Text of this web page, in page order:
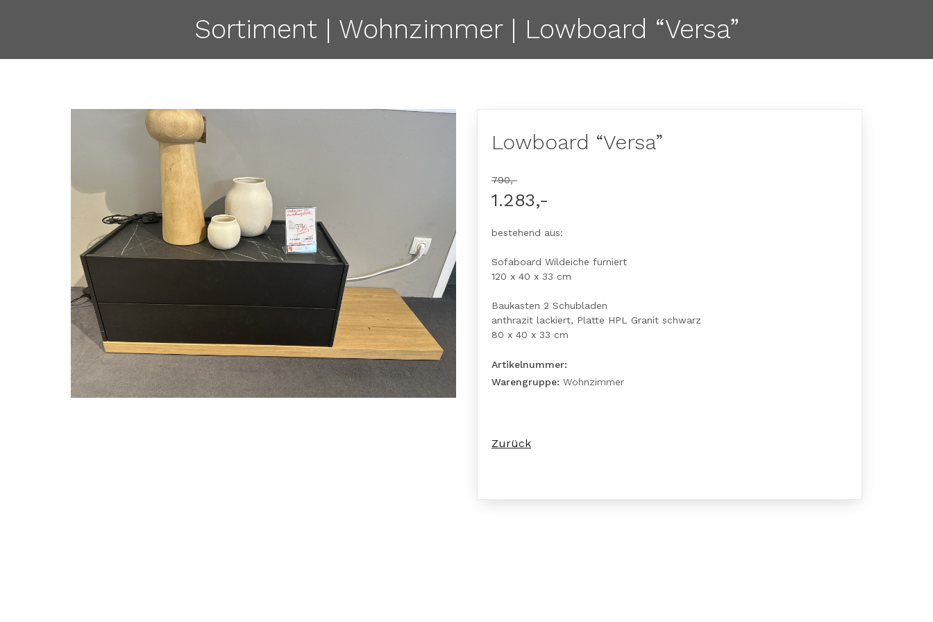
Sortiment | Wohnzimmer | Lowboard “Versa”
Lowboard “Versa”
790,-
1.283,-
bestehend aus:
Sofaboard Wildeiche furniert
120 x 40 x 33 cm
Baukasten 2 Schubladen
anthrazit lackiert, Platte HPL Granit schwarz
80 x 40 x 33 cm
Artikelnummer:
Warengruppe: Wohnzimmer
Zurück